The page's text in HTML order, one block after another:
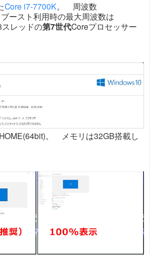
Core i7-7700K。 周波数
ースト利用時の最大周波数は
レッドの第7世代Coreプロセッサー
。 メモリは32GB搭載し